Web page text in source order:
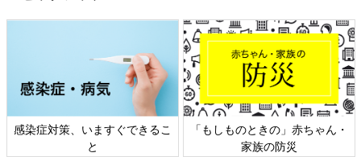
感染症対策、いますぐできるこ
と
「もしものときの」赤ちゃん・
家族の防災